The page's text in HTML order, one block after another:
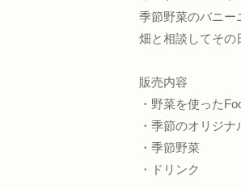
季節野菜のバニー
畑と相談してその
販売内容
・野菜を使った
・季節のオリジナ
・季節野菜
・ドリンク